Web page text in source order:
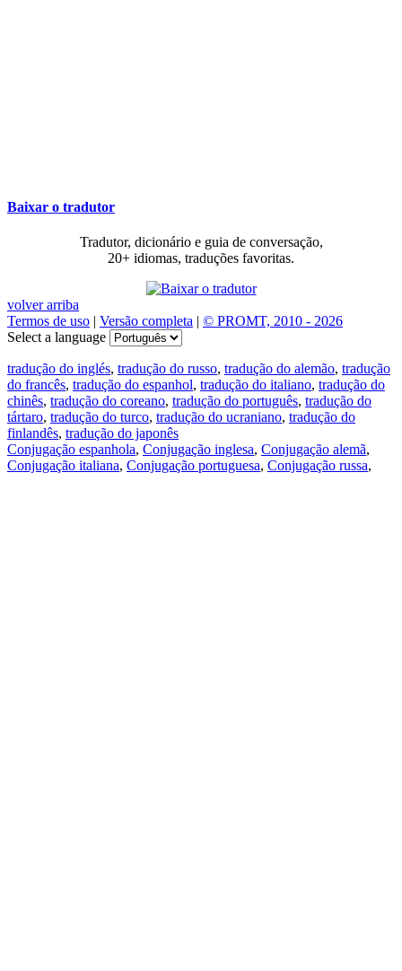
Baixar o tradutor
Tradutor, dicionário e guia de conversação,
20+ idiomas, traduções favoritas.
volver arriba
Termos de uso | Versão completa | © PROMT, 2010 - 2026
Select a language
tradução do inglés, tradução do russo, tradução do alemão, tradução
do francês, tradução do espanhol, tradução do italiano, tradução do
chinês, tradução do coreano, tradução do português, tradução do
tártaro, tradução do turco, tradução do ucraniano, tradução do
finlandês, tradução do japonês
Conjugação espanhola, Conjugação inglesa, Conjugação alemã,
Conjugação italiana, Conjugação portuguesa, Conjugação russa,